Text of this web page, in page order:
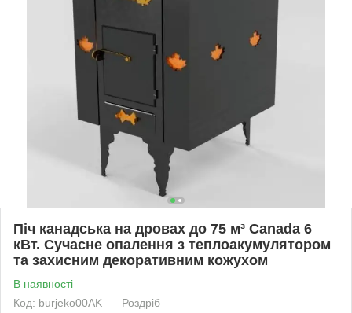
Піч канадська на дровах до 75 м³ Canada 6
кВт. Сучасне опалення з теплоакумулятором
та захисним декоративним кожухом
В наявності
Код: burjeko00AK
Роздріб